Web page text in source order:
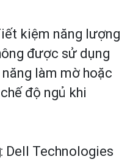
kiệm năng lượng
được sử dụng
làm mờ hoặc
độ ngủ khi
: Dell Technologies